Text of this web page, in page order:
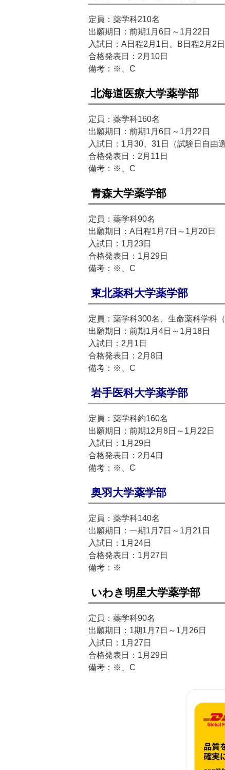
定員：薬学科210名
出願期日：前期1月6日～1月22日
入試日：A日程2月1日、B日程2月2
合格発表日：2月10日
備考：※、C
北海道医療大学薬学部
定員：薬学科160名
出願期日：前期1月6日～1月22日
入試日：1月30、31日（試験日自由
合格発表日：2月11日
備考：※、C
青森大学薬学部
定員：薬学科90名
出願期日：A日程1月7日～1月20日
入試日：1月23日
合格発表日：1月29日
備考：※、C
東北薬科大学薬学部
定員：薬学科300名、生命薬科学科
出願期日：前期1月4日～1月18日
入試日：2月1日
合格発表日：2月8日
備考：※、C
岩手医科大学薬学部
定員：薬学科約160名
出願期日：前期12月8日～1月22日
入試日：1月29日
合格発表日：2月4日
備考：※、C
奥羽大学薬学部
定員：薬学科140名
出願期日：一期1月7日～1月21日
入試日：1月24日
合格発表日：1月27日
備考：※
いわき明星大学薬学部
定員：薬学科90名
出願期日：1期1月7日～1月26日
入試日：1月27日
合格発表日：1月29日
備考：※、C